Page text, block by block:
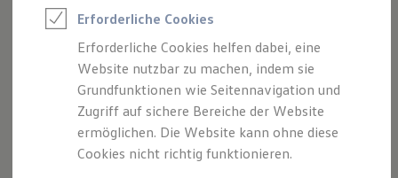
Elektroauto Leasing
Kleinwagen-Leasing
Leasing ohne Anzahlung
Finanzierung
Autokredit mit Schlussrate
Versicherungen und Garantien
Kfz-Versicherung
Restschuldversicherungen
Garantien
Impressum
Datenschutzerklärung
Nutzung von Terminbuchung Online
Impressum
Erforderliche Cookies
Erforderliche Cookies helfen dabei, eine
Website nutzbar zu machen, indem sie
Grundfunktionen wie Seitennavigation und
Zugriff auf sichere Bereiche der Website
ermöglichen. Die Website kann ohne diese
Cookies nicht richtig funktionieren.